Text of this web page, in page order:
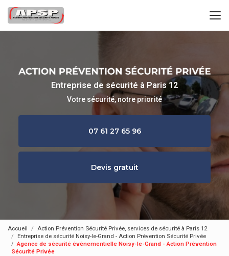
contenu
Entreprise de sécurité à Paris 12
Votre sécurité, notre priorité
07 61 27 65 96
Devis gratuit
Accueil
Action Prévention Sécurité Privée, services de sécurité à Paris 12
Entreprise de sécurité Noisy-le-Grand - Action Prévention Sécurité Privée
Agence de sécurité événementielle Noisy-le-Grand - Action Prévention
Sécurité Privée